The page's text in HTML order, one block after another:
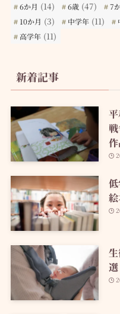
6か月 (14) 6歳 (47) 7
10か月 (3) 中学年 (11)
高学年 (11)
新着記事